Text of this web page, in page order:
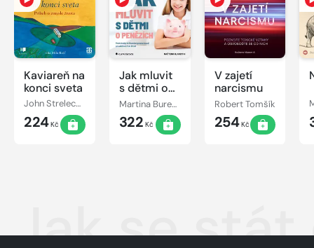
Kaviareň na
konci sveta
John Strelecky
224Kč
Jak mluvit
s dětmi o
penězích Martina Burešová
322 Kč
V zajetí
narcismu
Robert Tomšík
254Kč
Jak se